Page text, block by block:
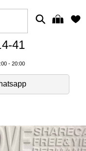
41
- 20:00